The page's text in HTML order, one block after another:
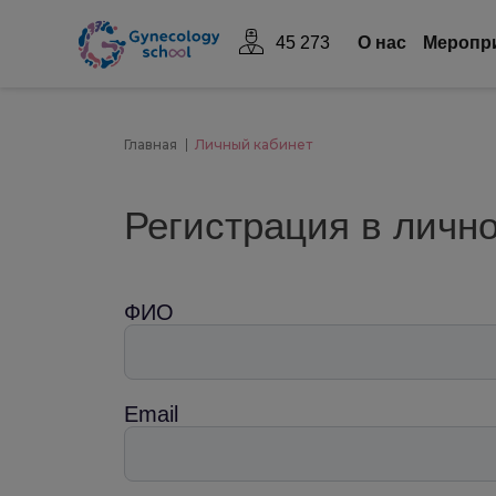
45 273 О нас
Главная Личный кабинет
Регистрация в
ФИО
Email